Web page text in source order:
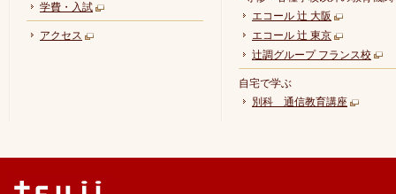
学費・入試
アクセス
エコール 辻 大阪
エコール 辻 東京
辻調グループ フランス校
自宅で学ぶ
別科 通信教育講座